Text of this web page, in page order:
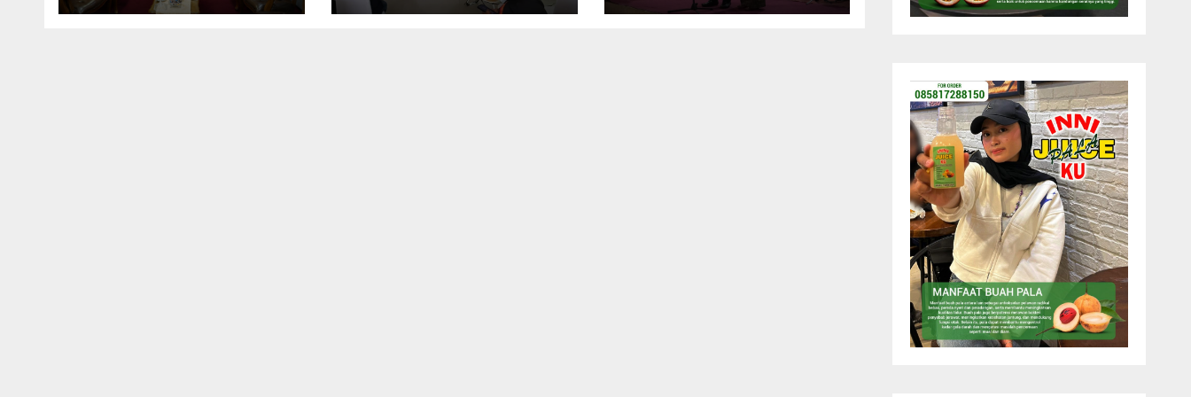
Wamenhan RI
Pers dan